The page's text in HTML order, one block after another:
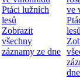
Ptáci lužních
lesů
Zobrazit
všechny
záznamy ze dne
ve
dne